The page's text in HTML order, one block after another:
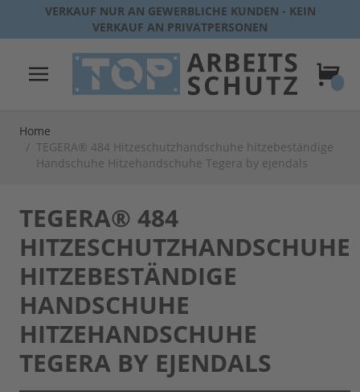
Direkt zum Inhalt
VERKAUF NUR AN GEWERBLICHE KUNDEN - KEIN
VERKAUF AN PRIVATPERSONEN
Home
/ TEGERA® 484 Hitzeschutzhandschuhe hitzebeständige
Handschuhe Hitzehandschuhe Tegera by ejendals
TEGERA® 484
HITZESCHUTZHANDSCHUHE
HITZEBESTÄNDIGE
HANDSCHUHE
HITZEHANDSCHUHE
TEGERA BY EJENDALS